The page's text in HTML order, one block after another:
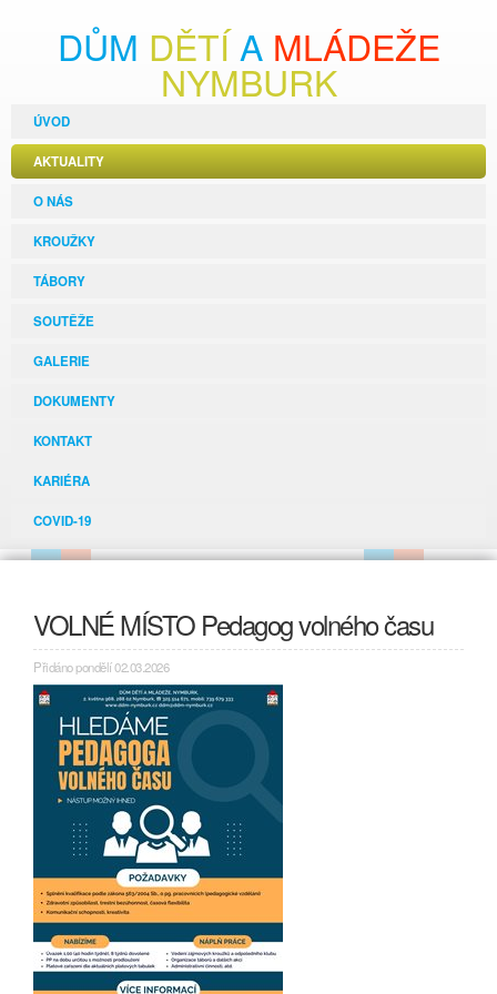
DŮM DĚTÍ A MLÁDEŽE
NYMBURK
ÚVOD
AKTUALITY
O NÁS
KROUŽKY
TÁBORY
SOUTĚŽE
GALERIE
DOKUMENTY
KONTAKT
KARIÉRA
COVID-19
VOLNÉ MÍSTO Pedagog volného času
Přidáno pondělí 02.03.2026